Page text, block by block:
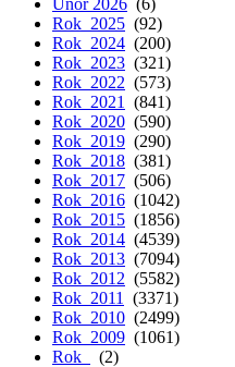
Rok 2025 (92)
Rok 2024 (200)
Rok 2023 (321)
Rok 2022 (573)
Rok 2021
(841)
Rok 2020 (590)
Rok 2019 (290)
Rok 2018 (381)
Rok 2017 (506)
Rok 2016 (1042)
Rok 2015 (1856)
Rok 2014 (4539)
Rok 2013 (7094)
Rok 2012 (5582)
Rok 2011
(3371)
Rok 2010 (2499)
Rok 2009 (1061)
Rok
(2)